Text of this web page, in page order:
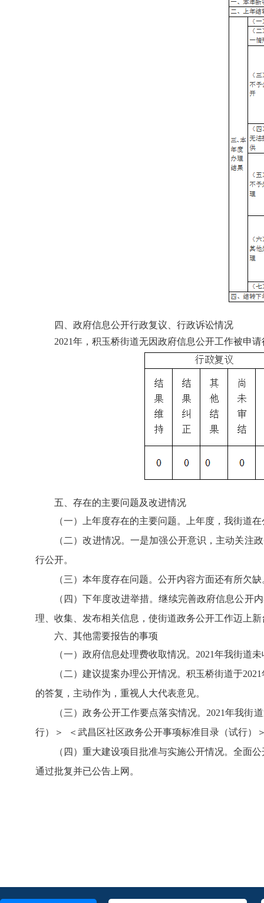
四、政府信息公开行政复议、行政诉讼情况
2021年，积玉桥街道无因政府信息公开工作被申
五、存在的主要问题及改进情况
（一）上年度存在的主要问题。上年度，我街道
（二）改进情况。一是加强公开意识，主动关注
行公开。
（三）本年度存在问题。公开内容方面还有所欠缺
（四）下年度改进举措。继续完善政府信息公开
理、收集、发布相关信息，使街道政务公开工作迈上新
六、其他需要报告的事项
（一）政府信息处理费收取情况。2021年我街道
（二）建议提案办理公开情况。积玉桥街道于
的答复，主动作为，重视人大代表意见。
（三）政务公开工作要点落实情况。2021年我
行）＞ ＜武昌区社区政务公开事项标准目录（试行）
（四）重大建设项目批准与实施公开情况。全面
通过批复并已公告上网。